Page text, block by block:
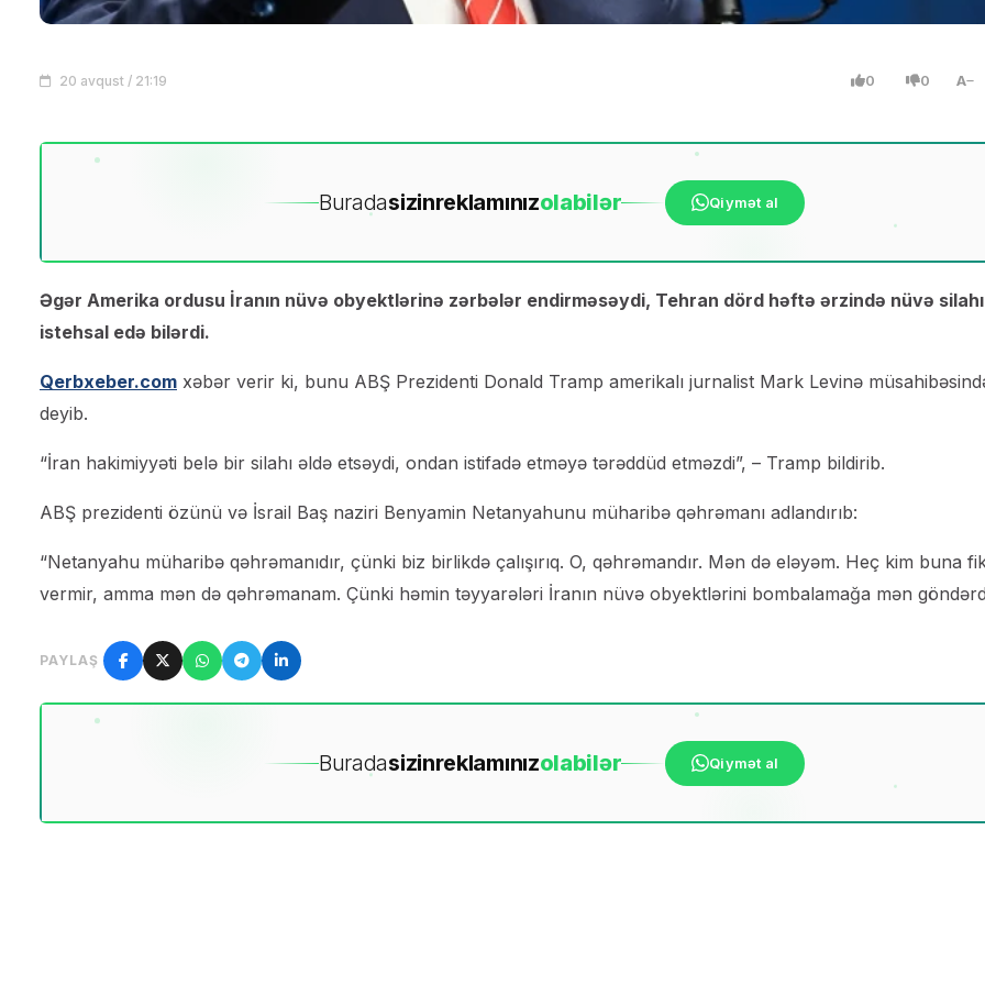
20 avqust / 21:19 0 0 A
Buradasizinreklamınızolabilər Qiymət al
Əgər Amerika ordusu İranın nüvə obyektlərinə zərbələr endirməsəydi, Tehran dörd həftə ərzində nüvə silahı
istehsal edə bilərdi.
Qerbxeber.com xəbər verir ki, bunu ABŞ Prezidenti Donald Tramp amerikalı jurnalist Mark Levinə
deyib.
“İran hakimiyyəti belə bir silahı əldə etsəydi, ondan istifadə etməyə tərəddüd etməzdi”, – Tramp bildirib.
ABŞ prezidenti özünü və İsrail Baş naziri Benyamin Netanyahunu müharibə qəhrəmanı adlandırıb:
“Netanyahu müharibə qəhrəmanıdır, çünki biz birlikdə çalışırıq. O, qəhrəmandır. Mən də eləyəm. Heç kim buna
vermir, amma mən də qəhrəmanam. Çünki həmin təyyarələri İranın nüvə obyektlərini bombalamağa mən
PAYLAŞ
Buradasizinreklamınızolabilər Qiymət al